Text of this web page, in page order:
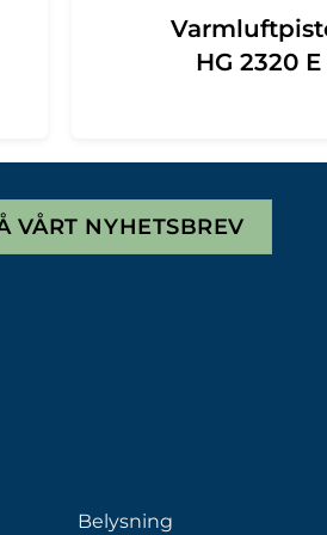
HG 2320 E
VÅRT NYHETSBREV
Belysning